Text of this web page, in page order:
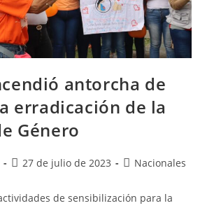
antorcha de
erradicación de la
Género
27 de julio de 2023 Nacionales
de sensibilización para la